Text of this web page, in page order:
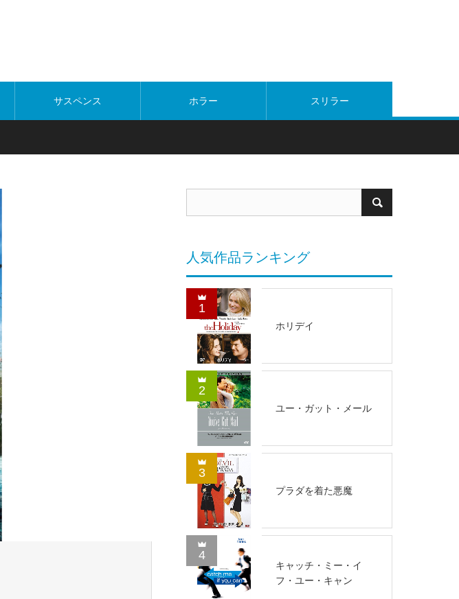
サスペンス ホラー スリラー
人気作品ランキング
1
ホリデイ
2
ユー・ガット・メール
3
プラダを着た悪魔
4
キャッチ・ミー・イ
フ・ユー・キャン